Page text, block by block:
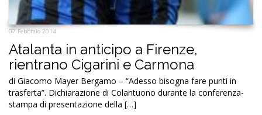
07 Febbraio 2014
Atalanta in anticipo a Firenze,
rientrano Cigarini e Carmona
di Giacomo Mayer Bergamo – “Adesso bisogna fare punti in
trasferta”. Dichiarazione di Colantuono durante la conferenza-
stampa di presentazione della […]